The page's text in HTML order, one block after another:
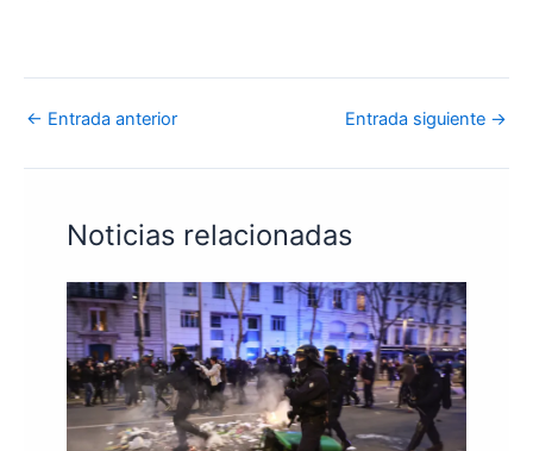
← Entrada anterior Entrada siguiente →
Noticias relacionadas